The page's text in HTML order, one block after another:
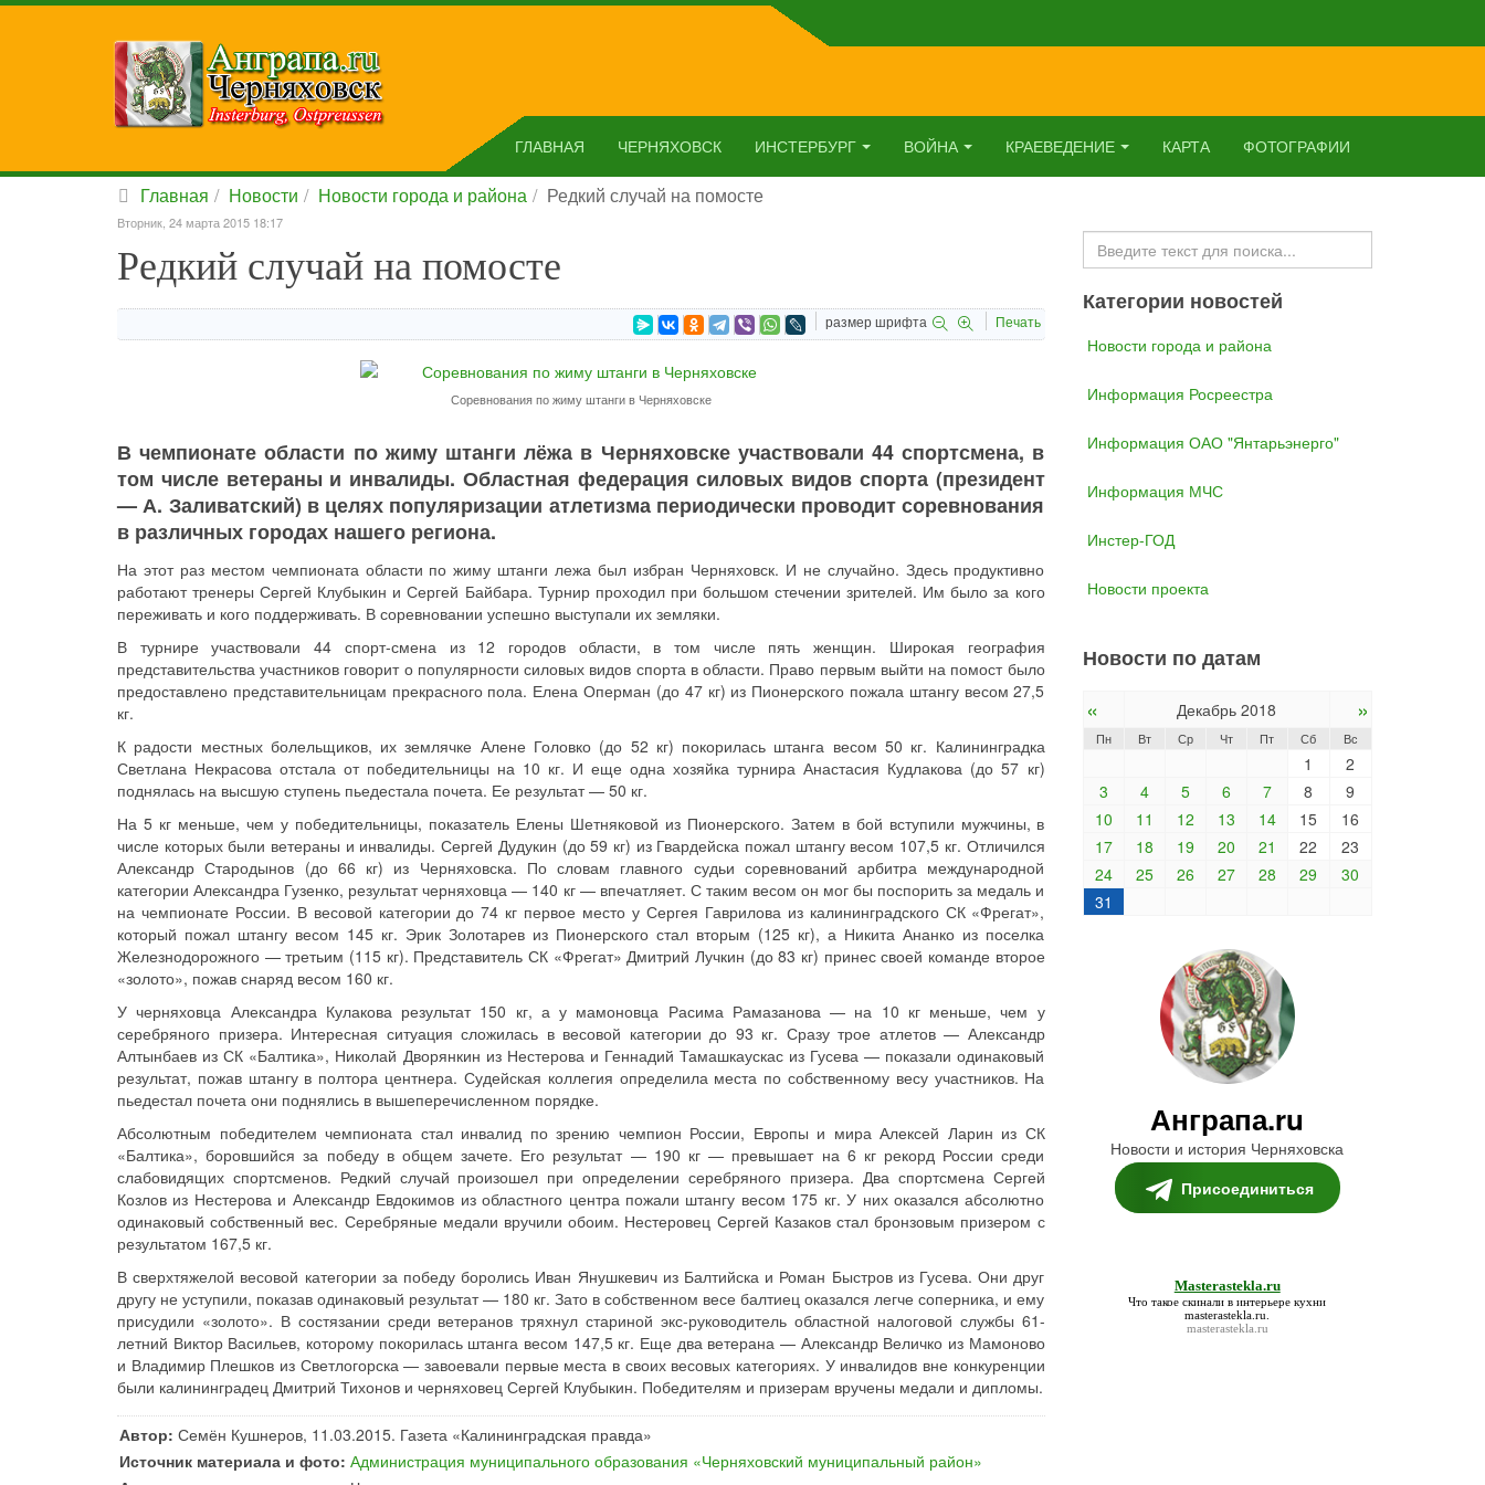
ГЛАВНАЯ ЧЕРНЯХОВСК ИНСТЕРБУРГ ВОЙНА КРАЕВЕДЕНИЕ КАРТА ФОТОГРАФИИ
Главная Новости Новости города и района Редкий случай на помосте
Вторник, 24 марта 2015 18:17
Редкий случай на помосте
размер шрифта Печать
Соревнования по жиму штанги в Черняховске
В чемпионате области по жиму штанги лёжа в Черняховске участвовали 44 спортсмена, в
том числе ветераны и инвалиды. Областная федерация силовых видов спорта (президент
— А. Заливатский) в целях популяризации атлетизма периодически проводит соревнования
в различных городах нашего региона.
На этот раз местом чемпионата области по жиму штанги лежа был избран Черняховск. И не случайно. Здесь продуктивно
работают тренеры Сергей Клубыкин и Сергей Байбара. Турнир проходил при большом стечении зрителей. Им было за кого
переживать и кого поддерживать. В соревновании успешно выступали их земляки.
В турнире участвовали 44 спорт-смена из 12 городов области, в том числе пять женщин. Широкая география
представительства участников говорит о популярности силовых видов спорта в области. Право первым выйти на помост было
предоставлено представительницам прекрасного пола. Елена Оперман (до 47 кг) из Пионерского пожала штангу весом 27,5
кг.
К радости местных болельщиков, их землячке Алене Головко (до 52 кг) покорилась штанга весом 50 кг. Калининградка
Светлана Некрасова отстала от победительницы на 10 кг. И еще одна хозяйка турнира Анастасия Кудлакова (до 57 кг)
поднялась на высшую ступень пьедестала почета. Ее результат — 50 кг.
На 5 кг меньше, чем у победительницы, показатель Елены Шетняковой из Пионерского. Затем в бой вступили мужчины, в
числе которых были ветераны и инвалиды. Сергей Дудукин (до 59 кг) из Гвардейска пожал штангу весом 107,5 кг. Отличился
Александр Стародынов (до 66 кг) из Черняховска. По словам главного судьи соревнований арбитра международной
категории Александра Гузенко, результат черняховца — 140 кг — впечатляет. С таким весом он мог бы поспорить за медаль и
на чемпионате России. В весовой категории до 74 кг первое место у Сергея Гаврилова из калининградского СК «Фрегат»,
который пожал штангу весом 145 кг. Эрик Золотарев из Пионерского стал вторым (125 кг), а Никита Ананко из поселка
Железнодорожного — третьим (115 кг). Представитель СК «Фрегат» Дмитрий Лучкин (до 83 кг) принес своей команде второе
«золото», пожав снаряд весом 160 кг.
У черняховца Александра Кулакова результат 150 кг, а у мамоновца Расима Рамазанова — на 10 кг меньше, чем у
серебряного призера. Интересная ситуация сложилась в весовой категории до 93 кг. Сразу трое атлетов — Александр
Алтынбаев из СК «Балтика», Николай Дворянкин из Нестерова и Геннадий Тамашкаускас из Гусева — показали одинаковый
результат, пожав штангу в полтора центнера. Судейская коллегия определила места по собственному весу участников. На
пьедестал почета они поднялись в вышеперечисленном порядке.
Абсолютным победителем чемпионата стал инвалид по зрению чемпион России, Европы и мира Алексей Ларин из СК
«Балтика», боровшийся за победу в общем зачете. Его результат — 190 кг — превышает на 6 кг рекорд России среди
слабовидящих спортсменов. Редкий случай произошел при определении серебряного призера. Два спортсмена Сергей
Козлов из Нестерова и Александр Евдокимов из областного центра пожали штангу весом 175 кг. У них оказался абсолютно
одинаковый собственный вес. Серебряные медали вручили обоим. Нестеровец Сергей Казаков стал бронзовым призером с
результатом 167,5 кг.
В сверхтяжелой весовой категории за победу боролись Иван Янушкевич из Балтийска и Роман Быстров из Гусева. Они друг
другу не уступили, показав одинаковый результат — 180 кг. Зато в собственном весе балтиец оказался легче соперника, и ему
присудили «золото». В состязании среди ветеранов тряхнул стариной экс-руководитель областной налоговой службы 61-
летний Виктор Васильев, которому покорилась штанга весом 147,5 кг. Еще два ветерана — Александр Величко из Мамоново
и Владимир Плешков из Светлогорска — завоевали первые места в своих весовых категориях. У инвалидов вне конкуренции
были калининградец Дмитрий Тихонов и черняховец Сергей Клубыкин. Победителям и призерам вручены медали и дипломы.
Автор: Семён Кушнеров, 11.03.2015. Газета «Калининградская правда»
Источник материала и фото: Администрация муниципального образования «Черняховский муниципальный район»
Искать...
Категории новостей
Новости города и района
Информация Росреестра
Информация ОАО "Янтарьэнерго"
Информация МЧС
Инстер-ГОД
Новости проекта
Новости по датам
« Декабрь 2018 »
Пн Вт Ср Чт Пт Сб Вс
1
2
3
4 5 6 7 8
9
10
11 12 13 14 15
16
17
18 19 20 21 22
23
24
25 26 27 28 29
30
31
Анграпа.ru
Новости и история Черняховска
Присоединиться
Masterastekla.ru
Что такое скинали в интерьере кухни
masterastekla.ru
masterastekla.ru